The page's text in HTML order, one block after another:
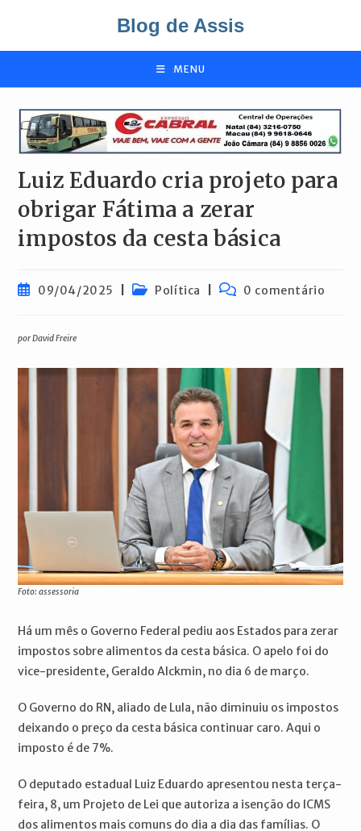
o
Blog de Assis
MENU
Luiz Eduardo cria projeto para
obrigar Fátima a zerar
impostos da cesta básica
Post09/04/2025
Categoria
Política
Comentários
0 comentário
por David Freire
Foto: assessoria
Há um mês o Governo Federal pediu aos Estados para zerar
impostos sobre alimentos da cesta básica. O apelo foi do
vice-presidente, Geraldo Alckmin, no dia 6 de março.
O Governo do RN, aliado de Lula, não diminuiu os impostos
deixando o preço da cesta básica continuar caro. Aqui o
imposto é de 7%.
O deputado estadual Luiz Eduardo apresentou nesta terça-
feira, 8, um Projeto de Lei que autoriza a isenção do ICMS
dos alimentos mais comuns do dia a dia das famílias. O